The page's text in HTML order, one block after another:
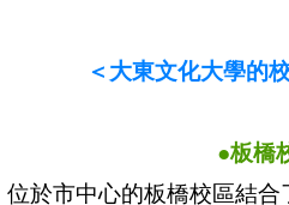
＜大東文化大學的
●板橋
位於市中心的板橋校區結